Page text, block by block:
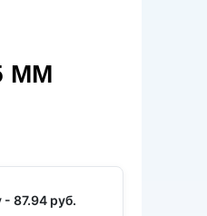
ММ
- 87.94 руб.